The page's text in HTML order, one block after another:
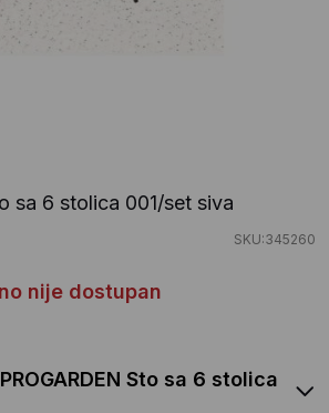
sa 6 stolica 001/set siva
SKU:345260
nije dostupan
Sto sa 6 stolica